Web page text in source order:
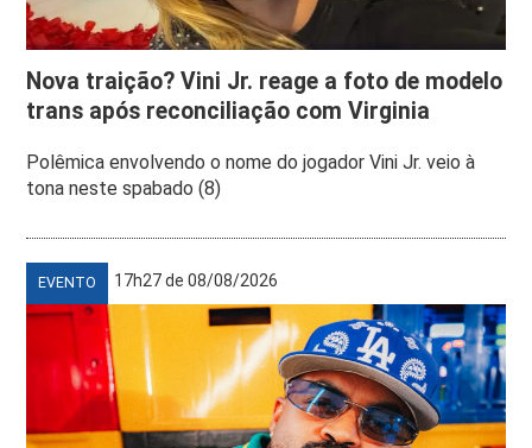
Nova traição? Vini Jr. reage a foto de modelo
trans após reconciliação com Virginia
Polêmica envolvendo o nome do jogador Vini Jr. veio à
tona neste spabado (8)
EVENTO 17h27 de 08/08/2026